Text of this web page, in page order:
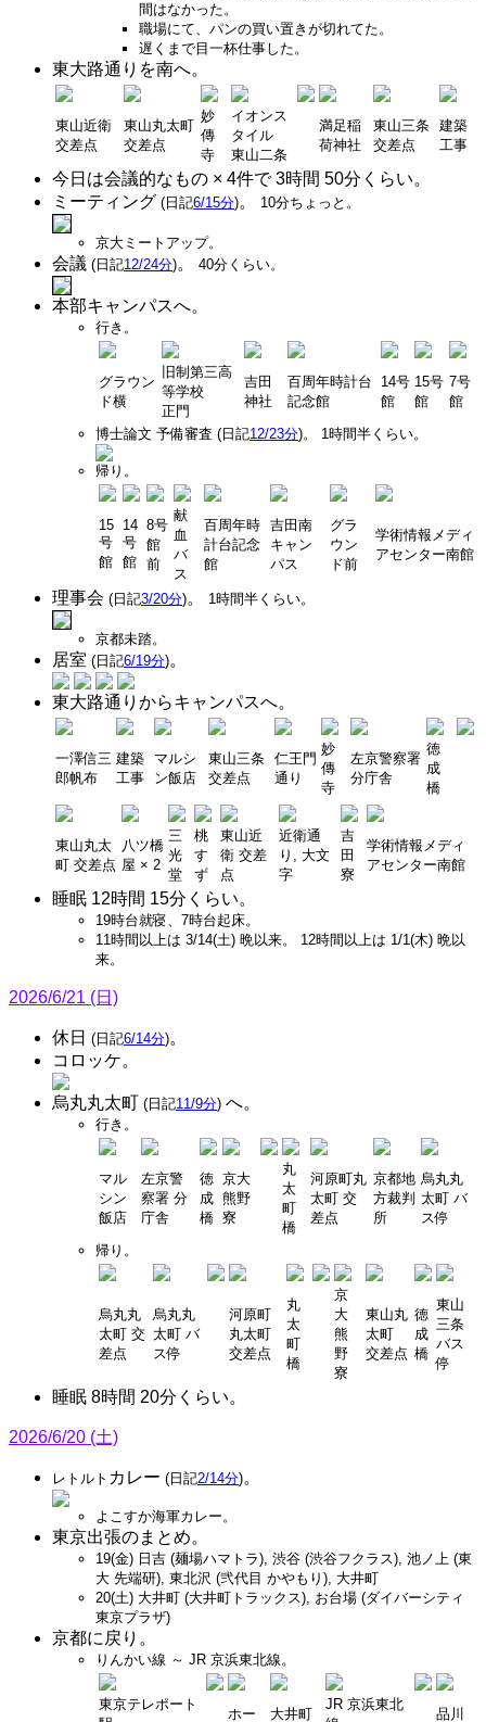
間はなかった。
職場にて、パンの買い置きが切れてた。
遅くまで目一杯仕事した。
東大路通りを南へ。
東山近衛
交差点
東山丸太町
交差点
妙
傳
寺
イオンス
タイル
東山二条
満足稲
荷神社
東山三条
交差点
建築
工事
今日は会議的なもの × 4件で 3時間 50分くらい。
ミーティング (日記6/15分)。 10分ちょっと。
京大ミートアップ。
会議 (日記12/24分)。 40分くらい。
本部キャンパスへ。
行き。
グラウン
ド横
旧制第三高
等学校
正門
吉田
神社
百周年時計台
記念館
14号
館
15号
館
7号
館
博士論文 予備審査 (日記12/23分)。 1時間半くらい。
帰り。
15
号
館
14
号
館
8号
館
前
献
血
バ
ス
百周年時
計台記念
館
吉田南
キャン
パス
グラ
ウン
ド前
学術情報メディ
アセンター南館
理事会 (日記3/20分)。 1時間半くらい。
京都未踏。
居室 (日記6/19分)。
東大路通りからキャンパスへ。
一澤信三
郎帆布
建築
工事
マルシ
ン飯店
東山三条
交差点
仁王門
通り
妙
傳
寺
左京警察署
分庁舎
徳
成
橋
東山丸太
町 交差点
八ツ橋
屋 × 2
三
光
堂
桃
す
ず
東山近
衛 交差
点
近衛通
り, 大文
字
吉
田
寮
学術情報メディ
アセンター南館
睡眠 12時間 15分くらい。
19時台就寝、7時台起床。
11時間以上は 3/14(土) 晩以来。 12時間以上は 1/1(木) 晩以
来。
2026/6/21 (日)
休日 (日記6/14分)。
コロッケ。
烏丸丸太町 (日記11/9分) へ。
行き。
マル
シン
飯店
左京警
察署 分
庁舎
徳
成
橋
京大
熊野
寮
丸
太
町
橋
河原町丸
太町 交
差点
京都地
方裁判
所
烏丸丸
太町 バ
ス停
帰り。
烏丸丸
太町 交
差点
烏丸丸
太町 バ
ス停
河原町
丸太町
交差点
丸
太
町
橋
京
大
熊
野
寮
東山丸
太町
交差点
徳
成
橋
東山
三条
バス
停
睡眠 8時間 20分くらい。
2026/6/20 (土)
レトルト カレー (日記2/14分)。
よこすか海軍カレー。
東京出張のまとめ。
19(金) 日吉 (麺場ハマトラ), 渋谷 (渋谷フクラス), 池ノ上 (東
大 先端研), 東北沢 (弐代目 かやもり), 大井町
20(土) 大井町 (大井町トラックス), お台場 (ダイバーシティ
東京プラザ)
京都に戻り。
りんかい線 ～ JR 京浜東北線。
東京テレポート
ホー 大井町
JR 京浜東北
品川